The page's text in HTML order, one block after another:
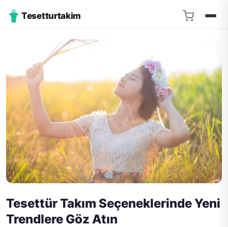
Tesetturtakim
Tesettür Takım Seçeneklerinde Yeni
Trendlere Göz Atın